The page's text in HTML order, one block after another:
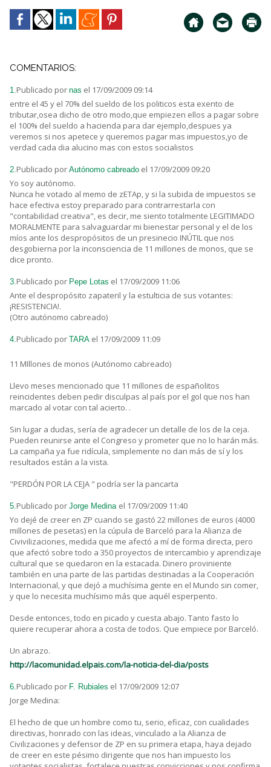
COMENTARIOS:
1.Publicado por nas el 17/09/2009 09:14
entre el 45 y el 70% del sueldo de los politicos esta exento de
tributar,osea dicho de otro modo,que empiezen ellos a pagar sobre
el 100% del sueldo a hacienda para dar ejemplo,despues ya
veremos si nos apetece y queremos pagar mas impuestos,yo de
verdad cada dia alucino mas con estos socialistos
2.Publicado por Autónomo cabreado el 17/09/2009 09:20
Yo soy autónomo.
Nunca he votado al memo de zETAp, y si la subida de impuestos se
hace efectiva estoy preparado para contrarrestarla con
"contabilidad creativa", es decir, me siento totalmente LEGITIMADO
MORALMENTE para salvaguardar mi bienestar personal y el de los
míos ante los despropósitos de un presinecio INÚTIL que nos
desgobierna por la inconsciencia de 11 millones de monos, que se
dice pronto.
3.Publicado por Pepe Lotas el 17/09/2009 11:06
Ante el despropósito zapateril y la estulticia de sus votantes:
¡RESISTENCIA!.
(Otro autónomo cabreado)
4.Publicado por TARA el 17/09/2009 11:09
11 MIllones de monos (Autónomo cabreado)
Llevo meses mencionado que 11 millones de españolitos
reincidentes deben pedir disculpas al país por el gol que nos han
marcado al votar con tal acierto. .
Sin lugar a dudas, sería de agradecer un detalle de los de la ceja.
Pueden reunirse ante el Congreso y prometer que no lo harán más.
La campaña ya fue ridícula, simplemente no dan más de sí y los
resultados están a la vista.
"PERDÓN POR LA CEJA " podría ser la pancarta
5.Publicado por Jorge Medina el 17/09/2009 11:40
Yo dejé de creer en ZP cuando se gastó 22 millones de euros (4000
millones de pesetas) en la cúpula de Barceló para la Alianza de
Civivilizaciones, medida que me afectó a mí de forma directa, pero
que afectó sobre todo a 350 proyectos de intercambio y aprendizaje
cultural que se quedaron en la estacada. Dinero proviniente
también en una parte de las partidas destinadas a la Cooperación
Internacional, y que dejó a muchísima gente en el Mundo sin comer,
y que lo necesita muchísimo más que aquél esperpento.
Desde entonces, todo en picado y cuesta abajo. Tanto fasto lo
quiere recuperar ahora a costa de todos. Que empiece por Barceló.
Un abrazo.
http://lacomunidad.elpais.com/la-noticia-del-dia/posts
6.Publicado por F. Rubiales el 17/09/2009 12:07
Jorge Medina:
El hecho de que un hombre como tu, serio, eficaz, con cualidades
directivas, honrado con las ideas, vinculado a la Alianza de
Civilizaciones y defensor de ZP en su primera etapa, haya dejado
de creer en este pésimo dirigente que nos han impuesto los